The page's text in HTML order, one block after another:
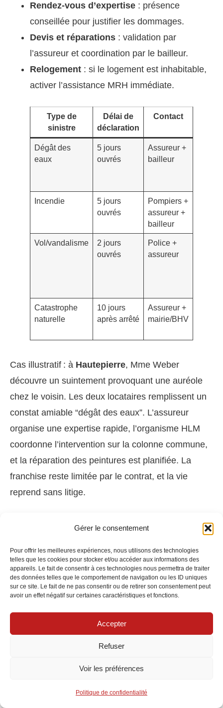
Gérer le consentement
Pour offrir les meilleures expériences, nous utilisons des technologies
telles que les cookies pour stocker et/ou accéder aux informations des
appareils. Le fait de consentir à ces technologies nous permettra de traiter
des données telles que le comportement de navigation ou les ID uniques
sur ce site. Le fait de ne pas consentir ou de retirer son consentement peut
avoir un effet négatif sur certaines caractéristiques et fonctions.
Accepter
Refuser
Voir les préférences
Politique de confidentialité
Rendez-vous d’expertise : présence
conseillée pour justifier les dommages.
Devis et réparations : validation par
l’assureur et coordination par le bailleur.
Relogement : si le logement est inhabitable,
activer l’assistance MRH immédiate.
Type de
sinistre
Délai de
déclaration
Contact
Dégât des
eaux
5 jours
ouvrés
Assureur +
bailleur
Incendie
5 jours
ouvrés
Pompiers +
assureur +
bailleur
Vol/vandalisme
2 jours
ouvrés
Police +
assureur
Catastrophe
naturelle
10 jours
après arrêté
Assureur +
mairie/BHV
Cas illustratif : à Hautepierre, Mme Weber
découvre un suintement provoquant une auréole
chez le voisin. Les deux locataires remplissent un
constat amiable “dégât des eaux”. L’assureur
organise une expertise rapide, l’organisme HLM
coordonne l’intervention sur la colonne commune,
et la réparation des peintures est planifiée. La
franchise reste limitée par le contrat, et la vie
reprend sans litige.
Relogement temporaire et
reprise après sinistre
Si le logement devient inhabitable, l’assistance
relogementde la MRH prend relai (hôtel, location
disponibilités, proposer une solution transitoire.
Plus le dossier est complet, plus l’indemnisation
pour les achats urgents.